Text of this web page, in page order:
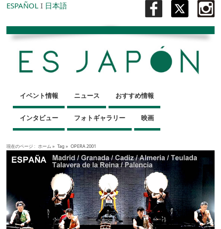
ESPAÑOL I 日本語
イベント情報 ニュース おすすめ情報
インタビュー フォトギャラリー 映画
現在のページ : ホーム » Tag » OPERA 2001